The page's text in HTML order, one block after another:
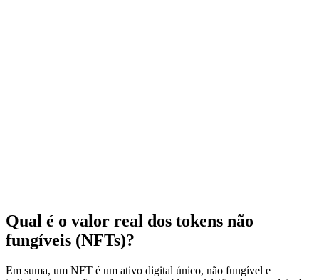
Qual é o valor real dos tokens não
fungíveis (NFTs)?
Em suma, um NFT é um ativo digital único, não fungível e